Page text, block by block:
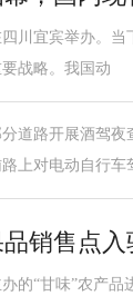
川宜宾举办。
战略。我国动
道路开展酒驾
上对电动自行车
销售点
的“甘味”农产